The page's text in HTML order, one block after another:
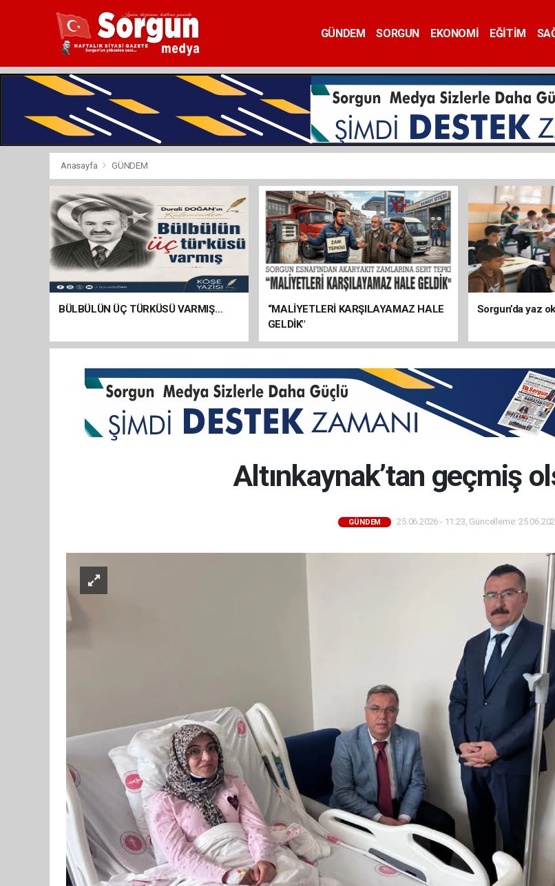
GÜNDEM SORGUN EKONOMİ EĞİTİM
Anasayfa GÜNDEM
BÜLBÜLÜN ÜÇ TÜRKÜSÜ VARMIŞ…
“MALİYETLERİ KARŞILAYAMAZ HALE
GELDİK"
Sorgun’da yaz
Altınkaynak’tan geçmiş
GÜNDEM 25.06.2026 - 11:23, Güncelleme: